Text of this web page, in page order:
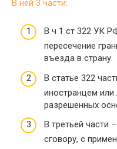
В ней 3 части:
В ч 1 ст 322 УК
пересечение
въезда в страну.
В статье 322
иностранцем
разрешенных
В третьей части
сговору, с